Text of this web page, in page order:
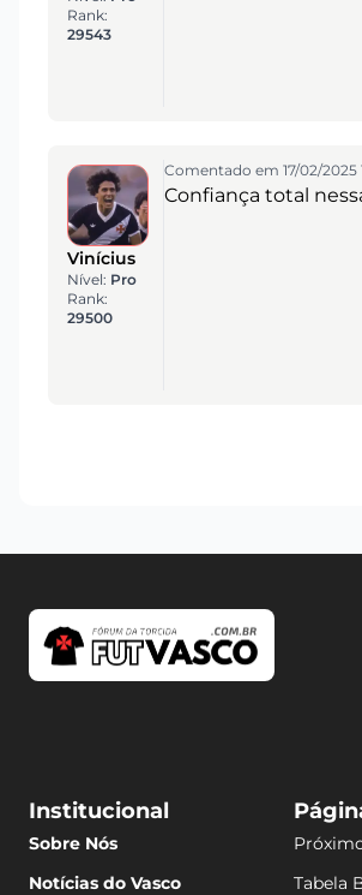
Rank:
29543
Vinícius
Nível: Pro
Rank:
29500
Comentado em 17/02/2025
Confiança total
Institucional
Sobre Nós
Notícias do Vasco
Tabela